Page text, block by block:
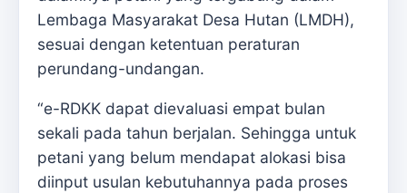
Lembaga Masyarakat Desa Hutan (LMDH),
sesuai dengan ketentuan peraturan
perundang-undangan.
“e-RDKK dapat dievaluasi empat bulan
sekali pada tahun berjalan. Sehingga untuk
petani yang belum mendapat alokasi bisa
diinput usulan kebutuhannya pada proses